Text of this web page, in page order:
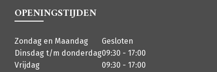
OPENINGSTIJDEN
Zondag en Maandag
Gesloten
Dinsdag t/m donderdag09:30 - 17:00
Vrijdag
09:30 - 17:00